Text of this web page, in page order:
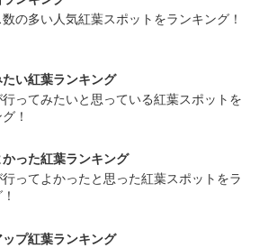
の多い人気紅葉スポットをランキング！
い紅葉ランキング
ってみたいと思っている紅葉スポットを
！
った紅葉ランキング
ってよかったと思った紅葉スポットをラ
プ紅葉ランキング